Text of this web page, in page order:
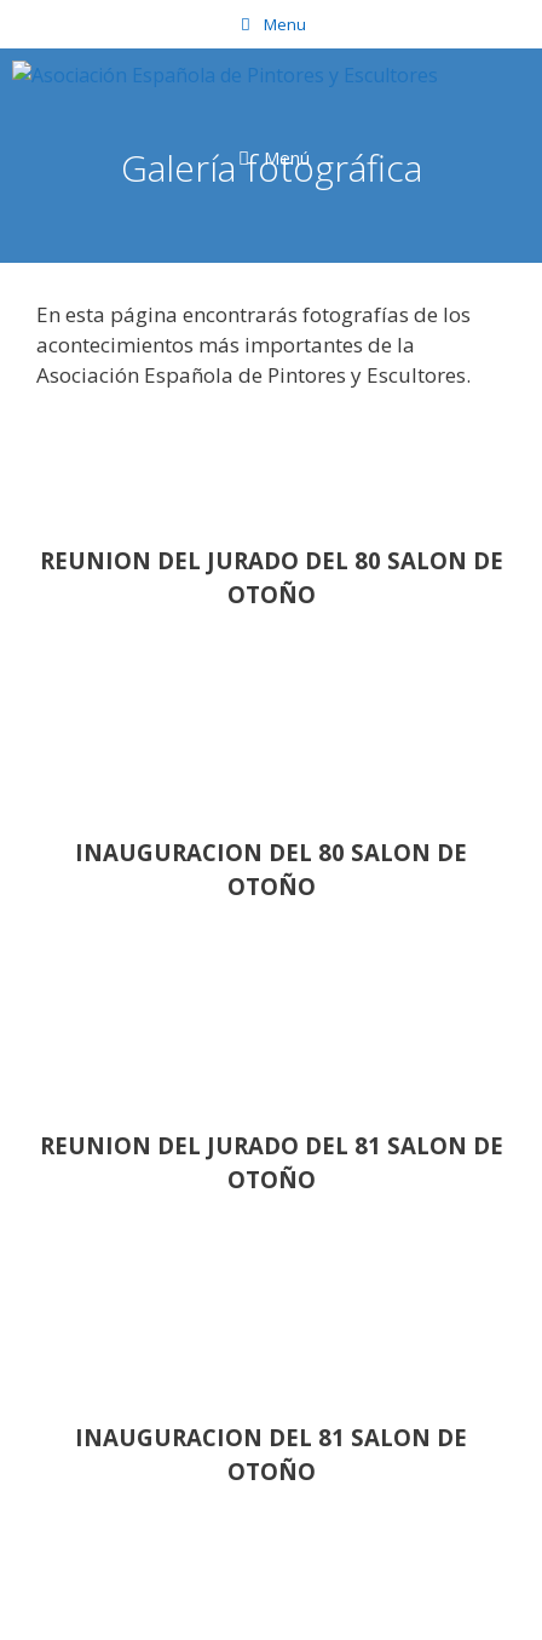
al
contenido
Menu
Menú
Galería fotográfica
En esta página encontrarás fotografías de los
acontecimientos más importantes de la
Asociación Española de Pintores y Escultores.
REUNION DEL JURADO DEL 80 SALON DE
OTOÑO
INAUGURACION DEL 80 SALON DE
OTOÑO
REUNION DEL JURADO DEL 81 SALON DE
OTOÑO
INAUGURACION DEL 81 SALON DE
OTOÑO